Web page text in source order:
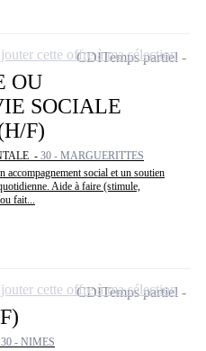
OU
SOCIALE
F)
- 30 - MARGUERITTES
social et un soutien
Aide à faire (stimule,
fait...
CDITemps partiel
cette offre à ma sélection
30 - NIMES
CDITemps partiel
cette offre à ma sélection